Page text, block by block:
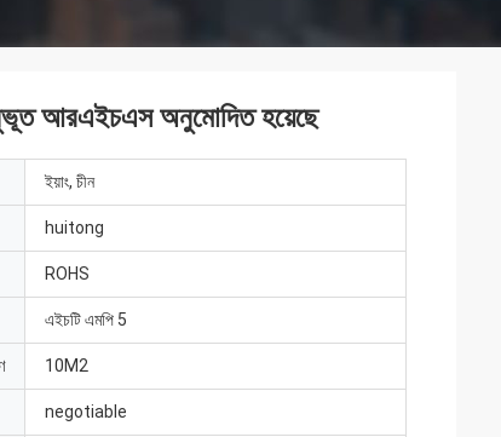
আরএইচএস অনুমোদিত হয়েছে
ইয়াং, চীন
huitong
ROHS
এইচটি এমপি 5
10M2
negotiable